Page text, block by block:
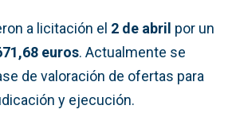
a licitación el 2 de abril por un
euros. Actualmente se
de valoración de ofertas para
y ejecución.